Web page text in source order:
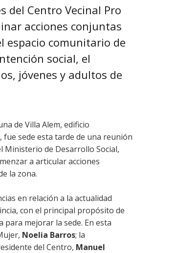
del Centro Vecinal Pro
acciones conjuntas
espacio comunitario de
social, el
jóvenes y adultos de
de Villa Alem, edificio
sede esta tarde de una reunión
de Desarrollo Social,
a articular acciones
la zona.
en relación a la actualidad
con el principal propósito de
mejorar la sede. En esta
Noelia Barros; la
del Centro, Manuel